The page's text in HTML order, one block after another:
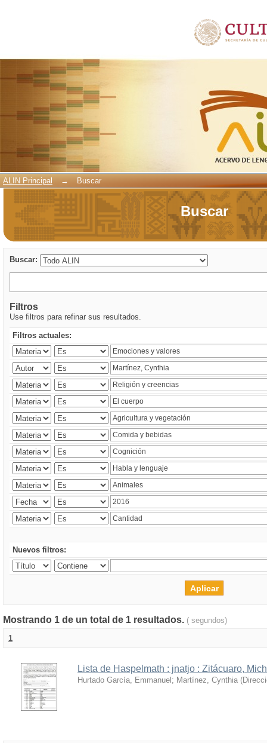
ALIN Principal → Buscar
Buscar
Buscar:
Filtros
Use filtros para refinar sus resultados.
Filtros actuales:
Nuevos filtros:
Mostrando 1 de un total de 1 resultados. ( segundos)
1
Lista de Haspelmath : jnatjo : Zitácuaro,
Hurtado García, Emmanuel ; Martínez, Cynthia (